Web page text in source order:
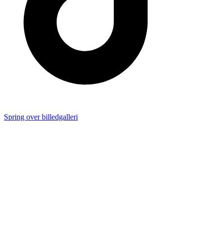
Spring over billedgalleri